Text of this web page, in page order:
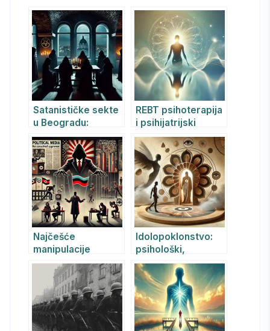
Satanističke sekte
u Beogradu:
psihološki i
psihijatrijski
aspekti
REBT psihoterapija
i psihijatrijski
pristup za žrtve
destruktivnih sekti
i emotivnog
zlostavljanja
Najčešće
manipulacije
političkih
apsolutističkih
režima i njihov
psihološki uticaj
Idolopoklonstvo:
psihološki,
psihijatrijski i
Jungijanski pogled